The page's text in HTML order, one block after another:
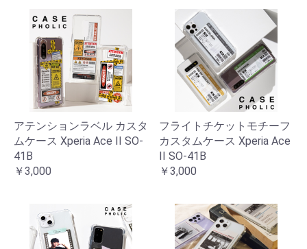
アテンションラベル カスタ
ムケース Xperia Ace II SO-
41B
￥3,000
フライトチケットモチーフ
カスタムケース Xperia Ace
II SO-41B
￥3,000